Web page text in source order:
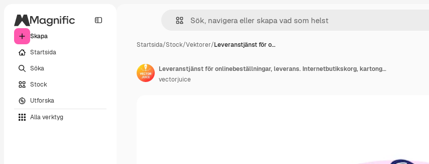
Skapa
Startsida
Söka
Stock
Utforska
Alla verktyg
Startsida/Stock/Vektorer/Leveranstjänst för o…
Leveranstjänst för onlinebeställningar, leverans. Internetbutikskorg, kartonger, köpare med bärbar dator. Leveranssedel på bildskärmen och paketet.
vectorjuice